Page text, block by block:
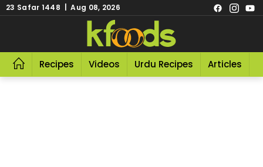
23 Safar 1448 | Aug 08, 2026
Recipes Videos Urdu Recipes Articles